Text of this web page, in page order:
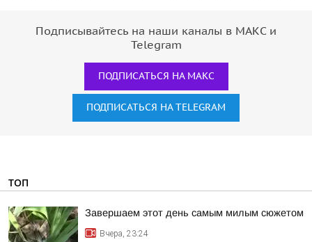
Подписывайтесь на наши каналы в МАКС и
Telegram
ПОДПИСАТЬСЯ НА МАКС
ПОДПИСАТЬСЯ НА TELEGRAM
ТОП
Завершаем этот день самым милым сюжетом
Вчера, 23:24